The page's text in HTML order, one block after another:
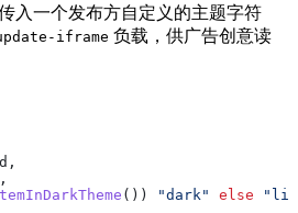
传入一个发布方自定义的主题字符
iframe 负载，供广告创意读
()) "dark" else